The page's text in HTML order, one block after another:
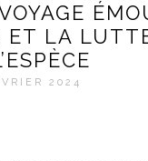
ET LA
2024